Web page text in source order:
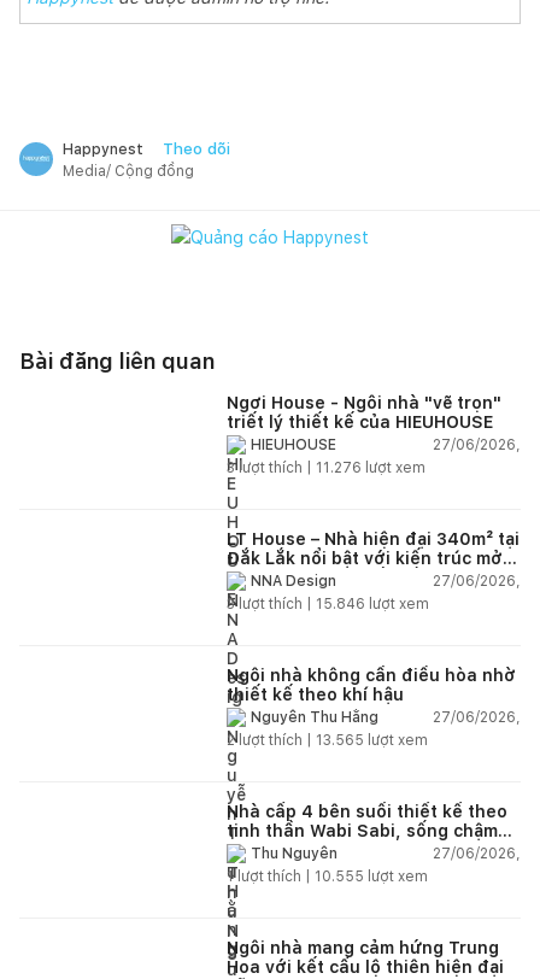
Happynest Theo dõi
Media/ Cộng đồng
Bài đăng liên quan
Ngơi House - Ngôi nhà "vẽ trọn"
triết lý thiết kế của HIEUHOUSE
HIEUHOUSE
27/06/2026,
3lượt thích | 11.276 lượt xem
LT House – Nhà hiện đại 340m² tại
Đắk Lắk nổi bật với kiến trúc mở
và hệ sân vườn kết nối thiên
nhiên
NNA Design
27/06/2026,
3lượt thích | 15.846 lượt xem
Ngôi nhà không cần điều hòa nhờ
thiết kế theo khí hậu
Nguyễn Thu Hằng
27/06/2026,
2lượt thích | 13.565 lượt xem
Nhà cấp 4 bên suối thiết kế theo
tinh thần Wabi Sabi, sống chậm
giữa thiên nhiên
Thu Nguyễn
27/06/2026,
1lượt thích | 10.555 lượt xem
Ngôi nhà mang cảm hứng Trung
Hoa với kết cấu lộ thiên hiện đại